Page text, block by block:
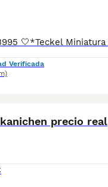
Verificada
precio real